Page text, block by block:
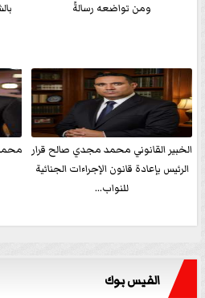
ومن تواضعه رسالةً
الخبير القانوني محمد مجدي صالح قرار
الرئيس بإعادة قانون الإجراءات الجنائية
للنواب...
الفيس بوك